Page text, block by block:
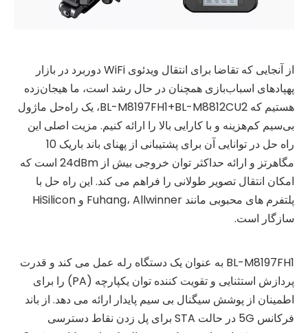
از آنجایی که تقاضا برای انتقال ویدئوی WiFi دوربرد در بازار
پهپادهای اسباب‌بازی همچنان در حال رشد است، ما هیجان‌زده
هستیم که BL-M8197FH1+BL-M8812CU2، یک راه‌حل ماژول
بی‌سیم کم‌هزینه و با کارایی بالا را ارائه کنیم. مزیت اصلی این
راه حل در توانایی آن برای پشتیبانی از پهنای باند باریک 10
مگاهرتز و ارائه حداکثر توان خروجی بیش از 24dBm است که
امکان انتقال تصویر طولانی را فراهم می کند. این راه حل با
پلتفرم های محبوبی مانند Fuhang، Allwinner و HiSilicon
سازگار است.
BL-M8197FH1 به عنوان یک دستگاه رله عمل می کند و قدرت
پردازش استثنایی و تقویت کننده توان یکپارچه (PA) را برای
اطمینان از پوشش سیگنال بی سیم پایدار ارائه می دهد. از باند
فرکانس 5G در حالت STA برای پل زدن نقاط دسترسی